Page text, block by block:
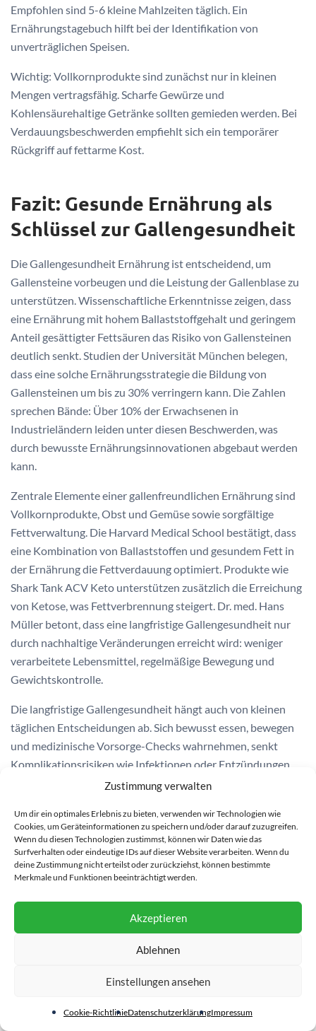
Zustimmung verwalten
Um dir ein optimales Erlebnis zu bieten, verwenden wir Technologien wie
Cookies, um Geräteinformationen zu speichern und/oder darauf zuzugreifen.
Wenn du diesen Technologien zustimmst, können wir Daten wie das
Surfverhalten oder eindeutige IDs auf dieser Website verarbeiten. Wenn du
deine Zustimmung nicht erteilst oder zurückziehst, können bestimmte
Merkmale und Funktionen beeinträchtigt werden.
Akzeptieren
Ablehnen
Einstellungen ansehen
Cookie-RichtlinieDatenschutzerklärungImpressum
Empfohlen sind 5-6 kleine Mahlzeiten täglich. Ein
Ernährungstagebuch hilft bei der Identifikation von
unverträglichen Speisen.
Wichtig: Vollkornprodukte sind zunächst nur in kleinen
Mengen vertragsfähig. Scharfe Gewürze und
Kohlensäurehaltige Getränke sollten gemieden werden. Bei
Verdauungsbeschwerden empfiehlt sich ein temporärer
Rückgriff auf fettarme Kost.
Fazit: Gesunde Ernährung als
Schlüssel zur Gallengesundheit
Die Gallengesundheit Ernährung ist entscheidend, um
Gallensteine vorbeugen und die Leistung der Gallenblase zu
unterstützen. Wissenschaftliche Erkenntnisse zeigen, dass
eine Ernährung mit hohem Ballaststoffgehalt und geringem
Anteil gesättigter Fettsäuren das Risiko von Gallensteinen
deutlich senkt. Studien der Universität München belegen,
dass eine solche Ernährungsstrategie die Bildung von
Gallensteinen um bis zu 30% verringern kann. Die Zahlen
sprechen Bände: Über 10% der Erwachsenen in
Industrieländern leiden unter diesen Beschwerden, was
durch bewusste Ernährungsinnovationen abgebaut werden
kann.
Zentrale Elemente einer gallenfreundlichen Ernährung sind
Vollkornprodukte, Obst und Gemüse sowie sorgfältige
Fettverwaltung. Die Harvard Medical School bestätigt, dass
eine Kombination von Ballaststoffen und gesundem Fett in
der Ernährung die Fettverdauung optimiert. Produkte wie
Shark Tank ACV Keto unterstützen zusätzlich die Erreichung
von Ketose, was Fettverbrennung steigert. Dr. med. Hans
Müller betont, dass eine langfristige Gallengesundheit nur
durch nachhaltige Veränderungen erreicht wird: weniger
verarbeitete Lebensmittel, regelmäßige Bewegung und
Gewichtskontrolle.
Die langfristige Gallengesundheit hängt auch von kleinen
täglichen Entscheidungen ab. Sich bewusst essen, bewegen
und medizinische Vorsorge-Checks wahrnehmen, senkt
Komplikationsrisiken wie Infektionen oder Entzündungen.
Mit den Ernährungstipps aus diesem Artikel können Sie nicht
allgemeine Gesundheit stärken. Beginnen Sie mit
Kleinigkeiten: mehr Gemüse, bewusste Fettwahl und
regelmäßige Prüfung der Leberwerte. Die Gallengesundheit
ist ein zentrales Puzzelstein für ein lebendiges Leben.
FAQ
Was sind Gallensteine?